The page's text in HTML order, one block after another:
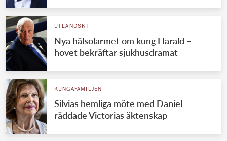
UTLÄNDSKT
Nya hälsolarmet om kung Harald –
hovet bekräftar sjukhusdramat
KUNGAFAMILJEN
Silvias hemliga möte med Daniel
räddade Victorias äktenskap